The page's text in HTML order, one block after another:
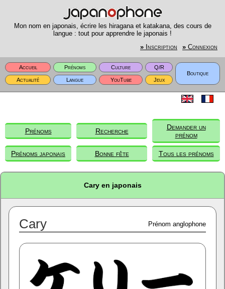
Mon nom en japonais, écrire les hiragana et katakana, des cours de
langue : tout pour apprendre le japonais !
» Inscription » Connexion
Accueil Prénoms Culture
Q/R
Boutique
Actualité
Langue YouTube Jeux
Prénoms Recherche
Demander un
prénom
Prénoms japonais Bonne fête Tous les prénoms
Cary en japonais
Cary Prénom anglophone